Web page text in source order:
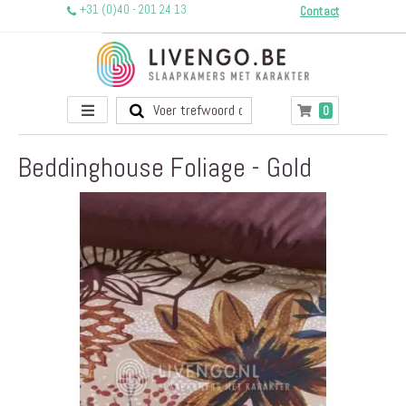
+31 (0)40 - 201 24 13 Contact
Toggle
Nav
Winkelwagen
0producten
Beddinghouse Foliage - Gold
afbeeldingen-